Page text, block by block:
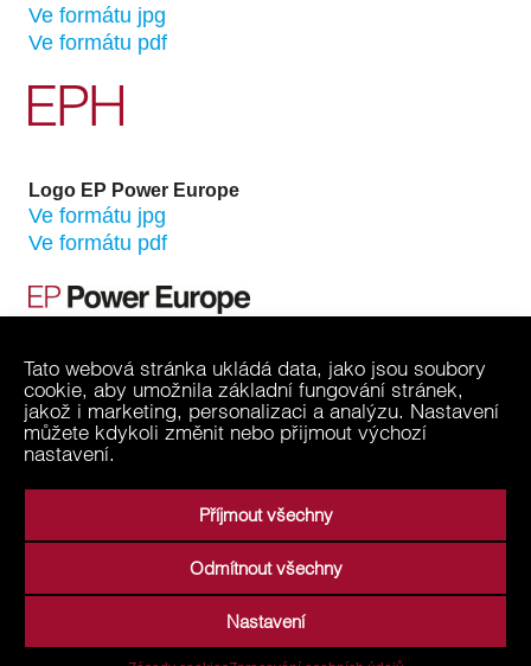
Tato webová stránka ukládá data, jako jsou soubory
cookie, aby umožnila základní fungování stránek,
jakož i marketing, personalizaci a analýzu. Nastavení
můžete kdykoli změnit nebo přijmout výchozí
nastavení.
Příjmout všechny
Odmítnout všechny
Nastavení
Ve formátu jpg
Ve formátu pdf
Logo EP Power Europe
Ve formátu jpg
Ve formátu pdf